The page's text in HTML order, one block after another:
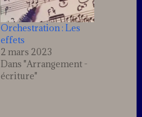
Orchestration : Les
effets
2 mars 2023
Dans "Arrangement -
écriture"